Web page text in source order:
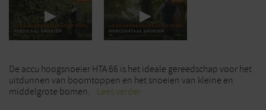
De accu hoogsnoeier HTA 66 is het ideale gereedschap voor het
uitdunnen van boomtoppen en het snoeien van kleine en
middelgrote bomen.
Lees verder